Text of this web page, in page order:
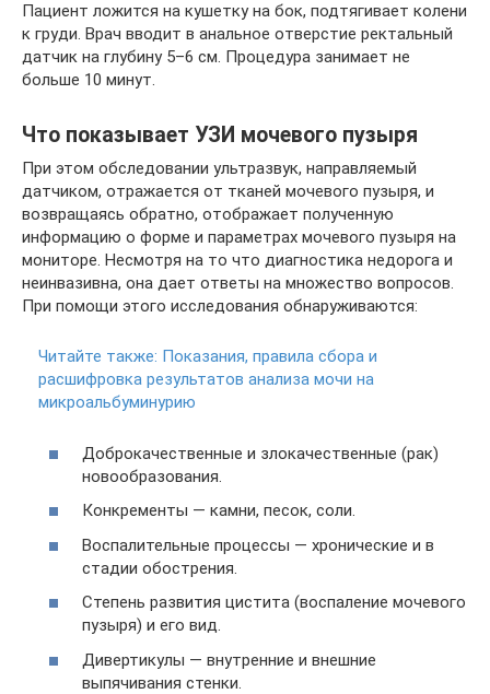
Пациент ложится на кушетку на бок, подтягивает колени
к груди. Врач вводит в анальное отверстие ректальный
датчик на глубину 5–6 см. Процедура занимает не
больше 10 минут.
Что показывает УЗИ мочевого пузыря
При этом обследовании ультразвук, направляемый
датчиком, отражается от тканей мочевого пузыря, и
возвращаясь обратно, отображает полученную
информацию о форме и параметрах мочевого пузыря на
мониторе. Несмотря на то что диагностика недорога и
неинвазивна, она дает ответы на множество вопросов.
При помощи этого исследования обнаруживаются:
Читайте также: Показания, правила сбора и
расшифровка результатов анализа мочи на
микроальбуминурию
Доброкачественные и злокачественные (рак)
новообразования.
Конкременты — камни, песок, соли.
Воспалительные процессы — хронические и в
стадии обострения.
Степень развития цистита (воспаление мочевого
пузыря) и его вид.
Дивертикулы — внутренние и внешние
выпячивания стенки.